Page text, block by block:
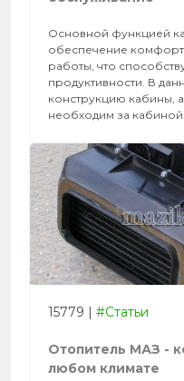
Основной функцией
обеспечение
работы, что
продуктивности. В
конструкцию кабины,
необходим за кабиной
15779 | #Статьи
Отопитель МАЗ -
любом климате